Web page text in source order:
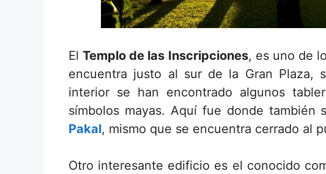
ElTemplo de las Inscripciones, es uno de
encuentra justo al sur de la Gran Plaza,
interior se han encontrado algunos
símbolos mayas. Aquí fue donde también
Pakal, mismo que se encuentra cerrado al
Otro interesante edificio es el conocido